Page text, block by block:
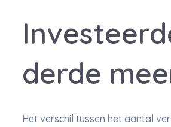
derde
Het verschil tussen het aantal